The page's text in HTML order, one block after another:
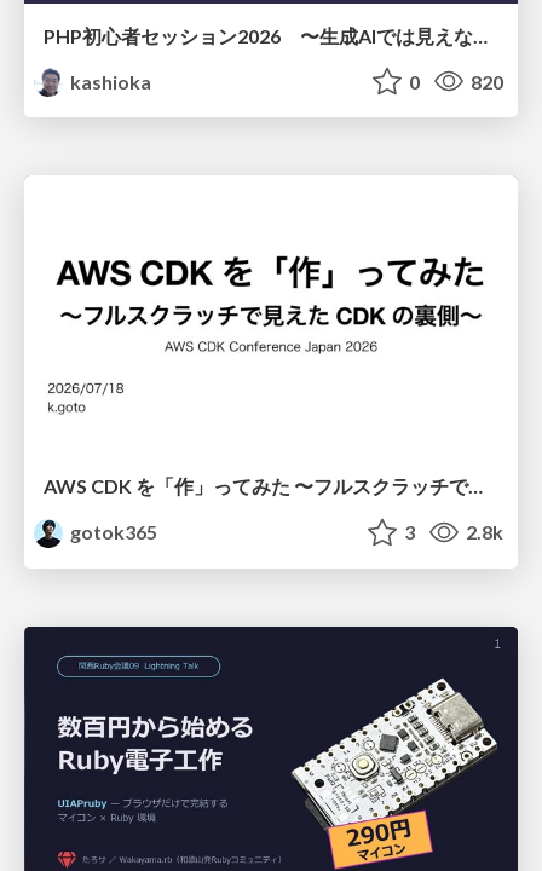
kashioka
0 820
AWS CDK を「作」ってみた 〜フルスクラッチで見えた CDK の裏側〜 / aws-cdk-from-scratch
gotok365
3 2.8k